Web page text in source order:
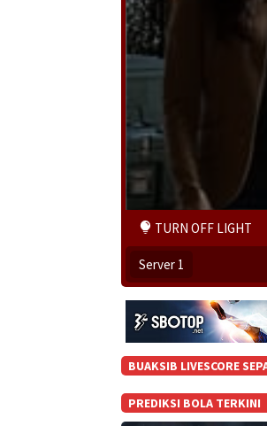
TURN OFF LIGHT
Server 1
BUAKSIB LIVESCORE
PREDIKSI BOLA TERKINI